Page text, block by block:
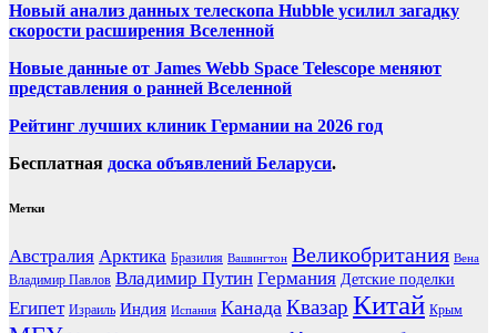
Новый анализ данных телескопа Hubble усилил загадку
скорости расширения Вселенной
Новые данные от James Webb Space Telescope меняют
представления о ранней Вселенной
Рейтинг лучших клиник Германии на 2026 год
Бесплатная доска объявлений Беларуси.
Метки
Австралия Арктика Бразилия Вашингтон Великобритания Вена
Владимир Павлов Владимир Путин Германия Детские поделки
Египет Израиль Индия Испания Канада Квазар Китай Крым